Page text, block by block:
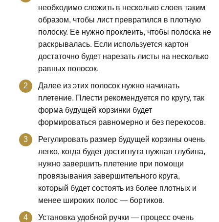
необходимо сложить в несколько слоев таким
образом, чтобы лист превратился в плотную
полоску. Ее нужно проклеить, чтобы полоска не
раскрывалась. Если используется картон
достаточно будет нарезать листы на несколько
равных полосок.
Далее из этих полосок нужно начинать
плетение. Плести рекомендуется по кругу, так
форма будущей корзинки будет
формироваться равномерно и без перекосов.
Регулировать размер будущей корзины очень
легко, когда будет достигнута нужная глубина,
нужно завершить плетение при помощи
провязывания завершительного круга,
который будет состоять из более плотных и
менее широких полос — бортиков.
Установка удобной ручки — процесс очень